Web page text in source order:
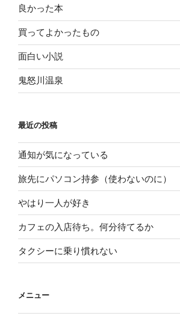
良かった本
買ってよかったもの
面白い小説
鬼怒川温泉
最近の投稿
通知が気になっている
旅先にパソコン持参（使わないのに）
やはり一人が好き
カフェの入店待ち。何分待てるか
タクシーに乗り慣れない
メニュー